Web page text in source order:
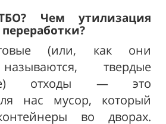
Чем утилизация
переработки?
(или, как они
твердые
отходы — это
нас мусор, который
во дворах.